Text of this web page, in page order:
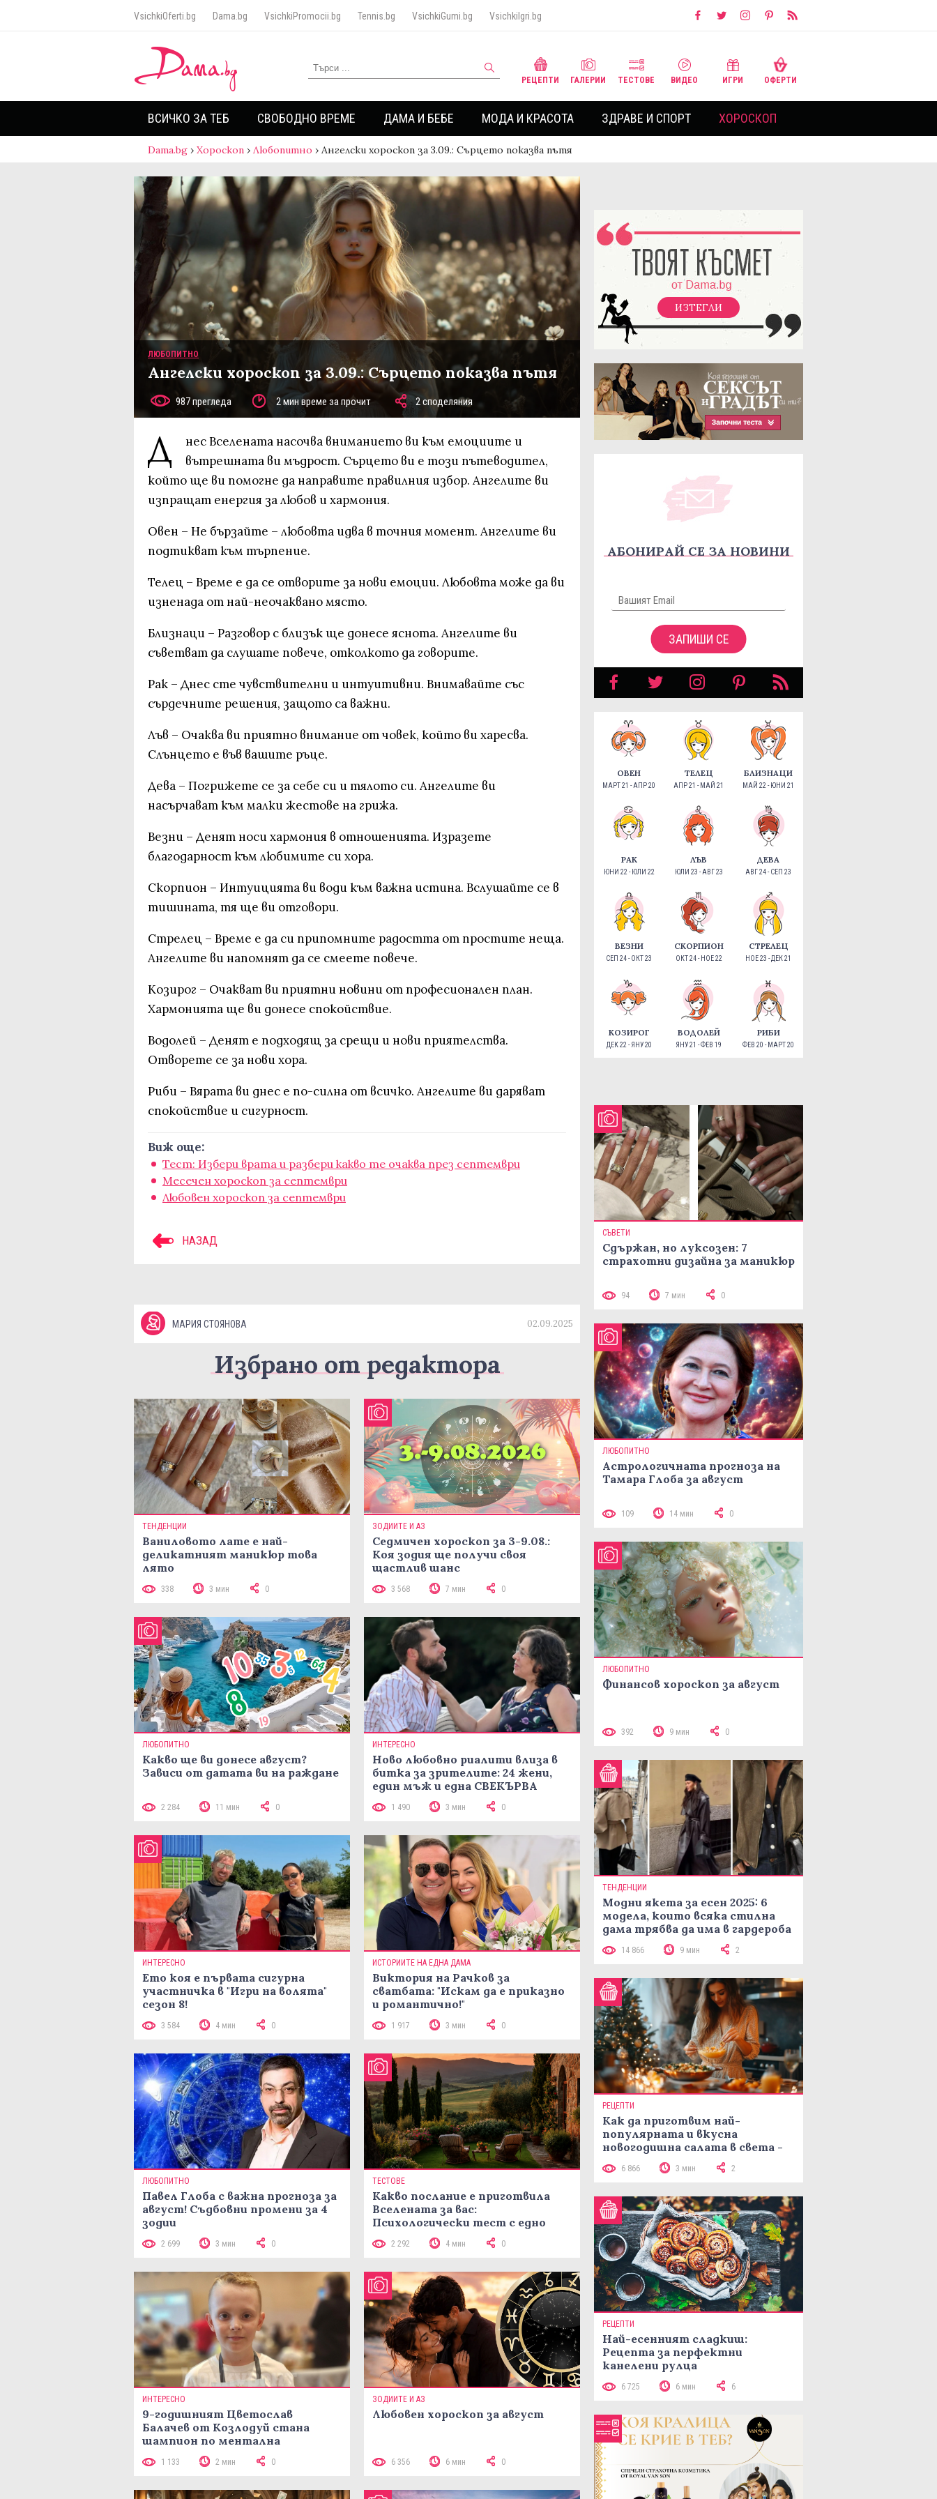
VsichkiOferti.bg Dama.bg VsichkiPromocii.bg Tennis.bg VsichkiGumi.bg VsichkiIgri.bg
РЕЦЕПТИ ГАЛЕРИИ ТЕСТОВЕ ВИДЕО ИГРИ ОФЕРТИ
ВСИЧКО ЗА ТЕБ СВОБОДНО ВРЕМЕ ДАМА И БЕБЕ МОДА И КРАСОТА ЗДРАВЕ И СПОРТ ХОРОСКОП
Dama.bg › Хороскоп › Любопитно › Ангелски хороскоп за 3.09.: Сърцето показва пътя
ЛЮБОПИТНО
Ангелски хороскоп за 3.09.: Сърцето показва пътя
987 прегледа 2 мин време за прочит 2 споделяния
Д
нес Вселената насочва вниманието ви към емоциите и
вътрешната ви мъдрост. Сърцето ви е този пътеводител,
който ще ви помогне да направите правилния избор. Ангелите ви
изпращат енергия за любов и хармония.
Овен – Не бързайте – любовта идва в точния момент. Ангелите ви
подтикват към търпение.
Телец – Време е да се отворите за нови емоции. Любовта може да ви
изненада от най-неочаквано място.
Близнаци – Разговор с близък ще донесе яснота. Ангелите ви
съветват да слушате повече, отколкото да говорите.
Рак – Днес сте чувствителни и интуитивни. Внимавайте със
сърдечните решения, защото са важни.
Лъв – Очаква ви приятно внимание от човек, който ви харесва.
Слънцето е във вашите ръце.
Дева – Погрижете се за себе си и тялото си. Ангелите ви
насърчават към малки жестове на грижа.
Везни – Денят носи хармония в отношенията. Изразете
благодарност към любимите си хора.
Скорпион – Интуицията ви води към важна истина. Вслушайте се в
тишината, тя ще ви отговори.
Стрелец – Време е да си припомните радостта от простите неща.
Ангелите ви напомнят да се смеете повече.
Козирог – Очакват ви приятни новини от професионален план.
Хармонията ще ви донесе спокойствие.
Водолей – Денят е подходящ за срещи и нови приятелства.
Отворете се за нови хора.
Риби – Вярата ви днес е по-силна от всичко. Ангелите ви даряват
спокойствие и сигурност.
Виж още:
Тест: Избери врата и разбери какво те очаква през септември
Месечен хороскоп за септември
Любовен хороскоп за септември
НАЗАД
МАРИЯ СТОЯНОВА 02.09.2025
Избрано от редактора
ТЕНДЕНЦИИ
Ваниловото лате е най-
деликатният маникюр това
лято
338 3 мин 0
ЗОДИИТЕ И АЗ
Седмичен хороскоп за 3-9.08.:
Коя зодия ще получи своя
щастлив шанс
3 568 7 мин 0
ЛЮБОПИТНО
Какво ще ви донесе август?
Зависи от датата ви на ражданe
2 284 11 мин 0
ИНТЕРЕСНО
Ново любовно риалити влиза в
битка за зрителите: 24 жени,
един мъж и една СВЕКЪРВА
1 490 3 мин 0
ИНТЕРЕСНО
Ето коя е първата сигурна
участничка в "Игри на волята"
сезон 8!
3 584 4 мин 0
ИСТОРИИТЕ НА ЕДНА ДАМА
Виктория на Рачков за
сватбата: "Искам да е приказно
и романтично!"
1 917 3 мин 0
ЛЮБОПИТНО
Павел Глоба с важна прогноза за
август! Съдбовни промени за 4
зодии
2 699 3 мин 0
ТЕСТОВЕ
Какво послание е приготвила
Вселената за вас:
Психологически тест с едно
2 292 4 мин 0
ИНТЕРЕСНО
9-годишният Цветослав
Балачев от Козлодуй стана
шампион по ментална
аритметика с 320 задачи за 10
минути
1 133 2 мин 0
ЗОДИИТЕ И АЗ
Любовен хороскоп за август
6 356 6 мин 0
ИЗТЕГЛИ
АБОНИРАЙ СЕ ЗА НОВИНИ
ЗАПИШИ СЕ
ОВЕН
МАРТ 21 - АПР 20
ТЕЛЕЦ
АПР 21 - МАЙ 21
БЛИЗНАЦИ
МАЙ 22 - ЮНИ 21
РАК
ЮНИ 22 - ЮЛИ 22
ЛЪВ
ЮЛИ 23 - АВГ 23
ДЕВА
АВГ 24 - СЕП 23
ВЕЗНИ
СЕП 24 - ОКТ 23
СКОРПИОН
ОКТ 24 - НОЕ 22
СТРЕЛЕЦ
НОЕ 23 - ДЕК 21
КОЗИРОГ
ДЕК 22 - ЯНУ 20
ВОДОЛЕЙ
ЯНУ 21 - ФЕВ 19
РИБИ
ФЕВ 20 - МАРТ 20
СЪВЕТИ
Сдържан, но луксозен: 7
страхотни дизайна за маникюр
94 7 мин 0
ЛЮБОПИТНО
Астрологичната прогноза на
Тамара Глоба за август
109 14 мин 0
ЛЮБОПИТНО
Финансов хороскоп за август
392 9 мин 0
ТЕНДЕНЦИИ
Модни якета за есен 2025: 6
модела, които всяка стилна
дама трябва да има в гардероба
14 866 9 мин 2
РЕЦЕПТИ
Как да приготвим най-
популярната и вкусна
новогодишна салата в света -
рецепта Мимоза
6 866 3 мин 2
РЕЦЕПТИ
Най-есенният сладкиш:
Рецепта за перфектни
канелени рулца
6 725 6 мин 6